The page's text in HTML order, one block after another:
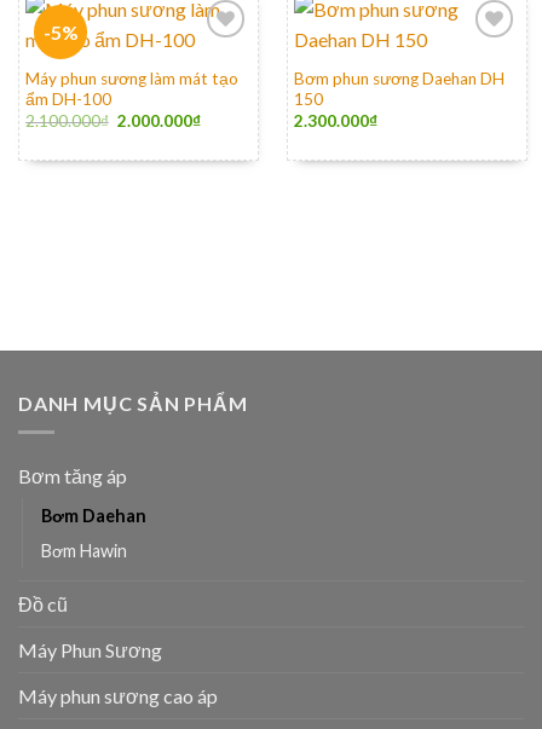
-5%
Máy phun sương làm mát tạo
ẩm DH-100
2.100.000₫ 2.000.000₫
Bơm phun sương Daehan DH
150
2.300.000₫
DANH MỤC SẢN PHẨM
Bơm tăng áp
Bơm Daehan
Bơm Hawin
Đồ cũ
Máy Phun Sương
Máy phun sương cao áp